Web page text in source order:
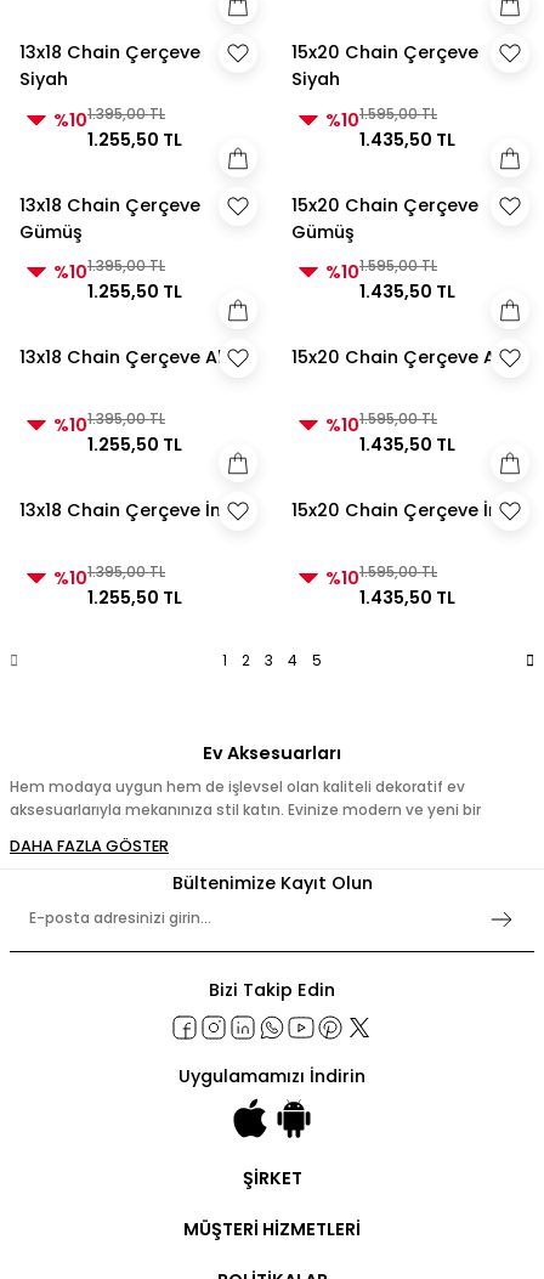
13x18 Chain Çerçeve
Siyah
%101.395,00 TL
1.255,50 TL
15x20 Chain Çerçeve
Siyah
%101.595,00 TL
1.435,50 TL
13x18 Chain Çerçeve
Gümüş
%101.395,00 TL
1.255,50 TL
15x20 Chain Çerçeve
Gümüş
%101.595,00 TL
1.435,50 TL
13x18 Chain Çerçeve Altın
%101.395,00 TL
1.255,50 TL
15x20 Chain Çerçeve Altın
%101.595,00 TL
1.435,50 TL
13x18 Chain Çerçeve İnci
%101.395,00 TL
1.255,50 TL
15x20 Chain Çerçeve İnci
%101.595,00 TL
1.435,50 TL
1 2 3 4 5
Ev Aksesuarları
Hem modaya uygun hem de işlevsel olan kaliteli dekoratif ev
aksesuarlarıyla mekanınıza stil katın. Evinize modern ve yeni bir
tepsiler, vazolar, saksılar, tabaklar ve mercan objelerle eviniz için
doğru aksesuarları seçerek mekanınıza tarz katın. Şık ve işlevsel bir ev
Bültenimize Kayıt Olun
Bizi Takip Edin
Uygulamamızı İndirin
ŞİRKET
Hakkımızda
MÜŞTERİ HİZMETLERİ